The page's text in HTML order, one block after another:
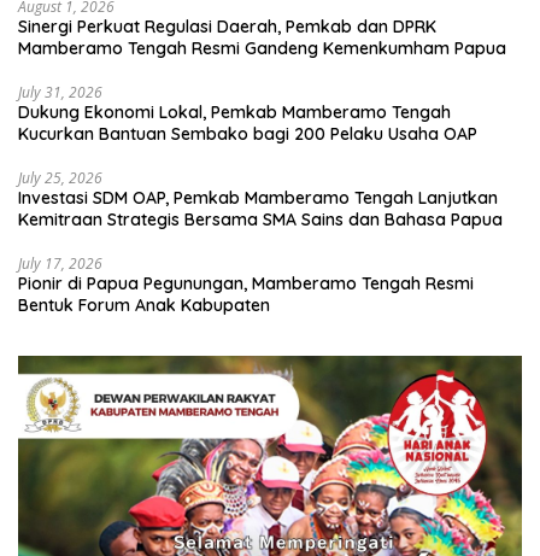
August 1, 2026
Sinergi Perkuat Regulasi Daerah, Pemkab dan DPRK
Mamberamo Tengah Resmi Gandeng Kemenkumham Papua
July 31, 2026
Dukung Ekonomi Lokal, Pemkab Mamberamo Tengah
Kucurkan Bantuan Sembako bagi 200 Pelaku Usaha OAP
July 25, 2026
Investasi SDM OAP, Pemkab Mamberamo Tengah Lanjutkan
Kemitraan Strategis Bersama SMA Sains dan Bahasa Papua
July 17, 2026
Pionir di Papua Pegunungan, Mamberamo Tengah Resmi
Bentuk Forum Anak Kabupaten